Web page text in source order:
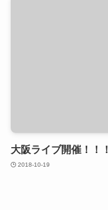
大阪ライブ開催！！！
2018-10-19